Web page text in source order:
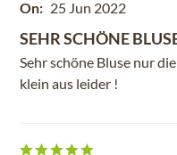
On: 25 Jun 2022
SEHR SCHÖNE
Sehr schöne Bluse nur
klein aus leider !